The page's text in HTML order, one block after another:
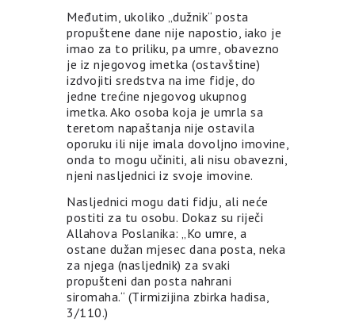
Međutim, ukoliko „dužnik“ posta
propuštene dane nije napostio, iako je
imao za to priliku, pa umre, obavezno
je iz njegovog imetka (ostavštine)
izdvojiti sredstva na ime fidje, do
jedne trećine njegovog ukupnog
imetka. Ako osoba koja je umrla sa
teretom napaštanja nije ostavila
oporuku ili nije imala dovoljno imovine,
onda to mogu učiniti, ali nisu obavezni,
njeni nasljednici iz svoje imovine.
Nasljednici mogu dati fidju, ali neće
postiti za tu osobu. Dokaz su riječi
Allahova Poslanika: „Ko umre, a
ostane dužan mjesec dana posta, neka
za njega (nasljednik) za svaki
propušteni dan posta nahrani
siromaha.“ (Tirmizijina zbirka hadisa,
3/110.)